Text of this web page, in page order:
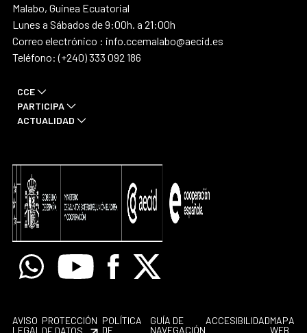
Malabo, Guinea Ecuatorial
Lunes a Sábados de 9:00h. a 21:00h
Correo electrónico : info.ccemalabo@aecid.es
Teléfono: (+240) 333 092 186
CCE
PARTICIPA
ACTUALIDAD
WhatsappYoutube Facebook
X
AVISO
LEGAL
PROTECCIÓN POLÍTICA
DE
GUÍA DE
NAVEGACIÓN
ACCESIBILIDADMAPA
WEB